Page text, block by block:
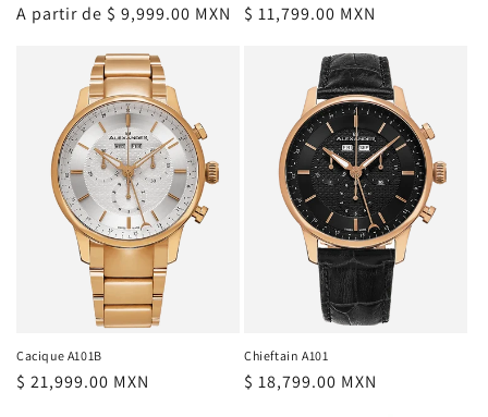
Precio
A partir de $ 9,999.00 MXN
Precio
$ 11,799.00 MXN
Cacique A101B
Precio
$ 21,999.00 MXN
Chieftain A101
Precio
$ 18,799.00 MXN